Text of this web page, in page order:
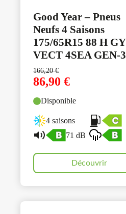
Good Year – Pneus
Neufs 4 Saisons
175/65R15 88 H GY
VECT 4SEA GEN-3
166,20€
86,90 €
Disponible
4 saisons
71 dB
Découvrir